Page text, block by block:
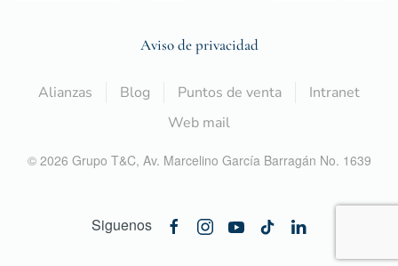
Aviso de privacidad
Alianzas Blog Puntos de venta
Intranet
Web mail
© 2026 Grupo T&C, Av. Marcelino García Barragán No. 1639
Siguenos